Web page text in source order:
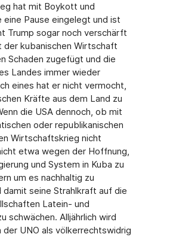
hat mit Boykott und
eine Pause eingelegt und ist
Trump sogar noch verschärft
der kubanischen Wirtschaft
Schaden zugefügt und die
Landes immer wieder
eines hat er nicht vermocht,
Kräfte aus dem Land zu
die USA dennoch, ob mit
oder republikanischen
Wirtschaftskrieg nicht
etwa wegen der Hoffnung,
und System in Kuba zu
um es nachhaltig zu
damit seine Strahlkraft auf die
Latein- und
schwächen. Alljährlich wird
der UNO als völkerrechtswidrig